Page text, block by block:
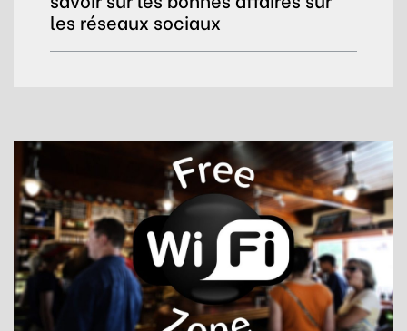
les réseaux sociaux